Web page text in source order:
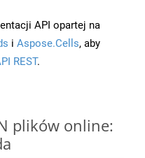
API opartej na
i Aspose.Cells, aby
REST.
plików online: